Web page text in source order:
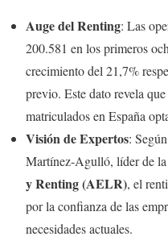
Auge del Renting: Las
200.581 en los primeros
crecimiento del 21,7%
previo. Este dato revela
matriculados en España
Visión de Expertos:
Martínez-Agulló, líder de la
y Renting (AELR), el
por la confianza de las
necesidades actuales.